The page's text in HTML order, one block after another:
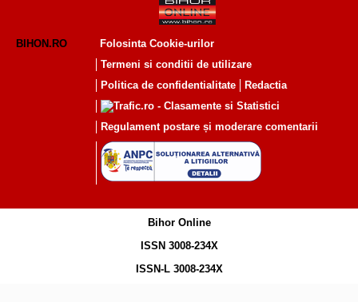
BIHON.RO
Folosinta Cookie-urilor
Termeni si conditii de utilizare
Politica de confidentialitate
Redactia
Regulament postare și moderare comentarii
Bihor Online
ISSN 3008-234X
ISSN-L 3008-234X